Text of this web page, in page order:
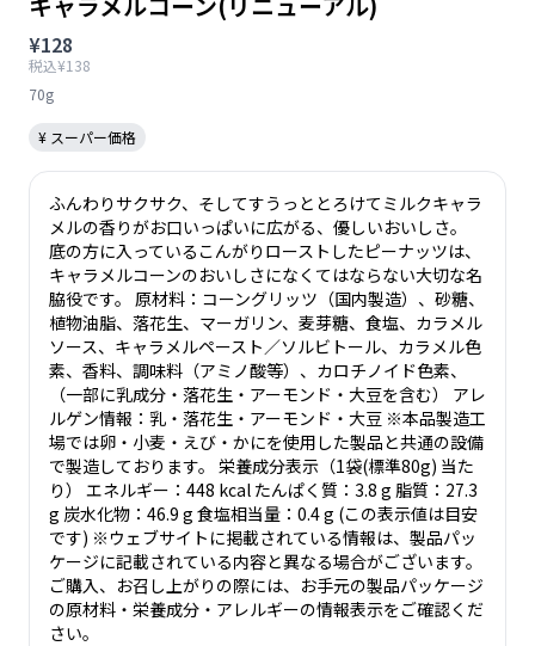
¥128
税込¥138
70g
¥ スーパー価格
ふんわりサクサク、そしてすうっととろけてミルクキャラ
メルの香りがお口いっぱいに広がる、優しいおいしさ。
底の方に入っているこんがりローストしたピーナッツは、
キャラメルコーンのおいしさになくてはならない大切な名
脇役です。 原材料：コーングリッツ（国内製造）、砂糖、
植物油脂、落花生、マーガリン、麦芽糖、食塩、カラメル
ソース、キャラメルペースト／ソルビトール、カラメル色
素、香料、調味料（アミノ酸等）、カロチノイド色素、
（一部に乳成分・落花生・アーモンド・大豆を含む） アレ
ルゲン情報：乳・落花生・アーモンド・大豆 ※本品製造工
場では卵・小麦・えび・かにを使用した製品と共通の設備
で製造しております。 栄養成分表示（1袋(標準80g) 当た
り） エネルギー：448 kcal たんぱく質：3.8 g 脂質：27.3
g 炭水化物：46.9 g 食塩相当量：0.4 g (この表示値は目安
です) ※ウェブサイトに掲載されている情報は、製品パッ
ケージに記載されている内容と異なる場合がございます。
ご購入、お召し上がりの際には、お手元の製品パッケージ
の原材料・栄養成分・アレルギーの情報表示をご確認くだ
さい。